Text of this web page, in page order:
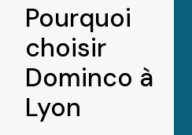
Pourquoi
choisir
Dominco à
Lyon